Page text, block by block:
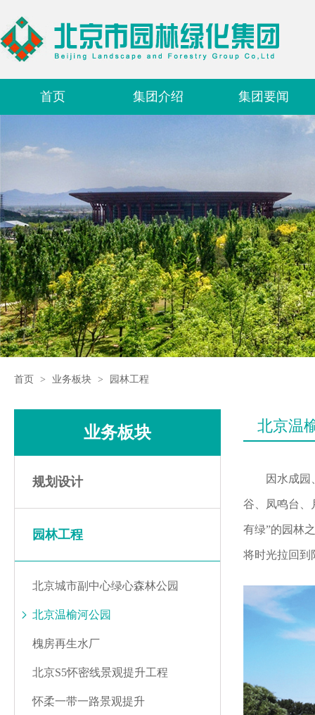
首页 集团介绍 集团要闻
首页 > 业务板块 > 园林工程
业务板块
规划设计
园林工程
北京城市副中心绿心森林公园
北京温榆河公园
槐房再生水厂
北京S5怀密线景观提升工程
怀柔一带一路景观提升
北京温
因水成园
谷、凤鸣台、
有绿”的园林
将时光拉回到